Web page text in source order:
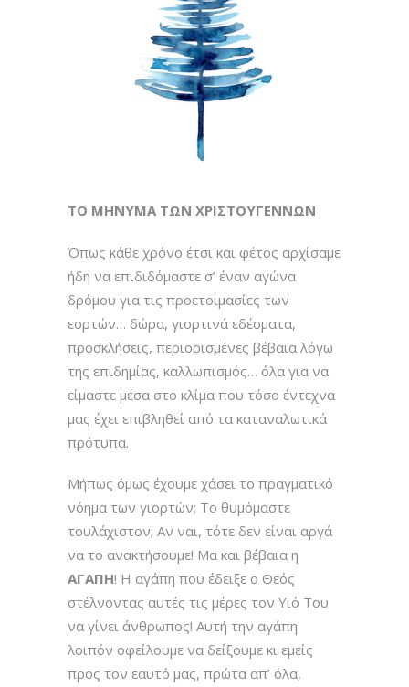
ΤΟ ΜΗΝΥΜΑ ΤΩΝ ΧΡΙΣΤΟΥΓΕΝΝΩΝ
Όπως κάθε χρόνο έτσι και φέτος αρχίσαμε
ήδη να επιδιδόμαστε σ’ έναν αγώνα
δρόμου για τις προετοιμασίες των
εορτών… δώρα, γιορτινά εδέσματα,
προσκλήσεις, περιορισμένες βέβαια λόγω
της επιδημίας, καλλωπισμός… όλα για να
είμαστε μέσα στο κλίμα που τόσο έντεχνα
μας έχει επιβληθεί από τα καταναλωτικά
πρότυπα.
Μήπως όμως έχουμε χάσει το πραγματικό
νόημα των γιορτών; Το θυμόμαστε
τουλάχιστον; Αν ναι, τότε δεν είναι αργά
να το ανακτήσουμε! Μα και βέβαια η
ΑΓΑΠΗ! Η αγάπη που έδειξε ο Θεός
στέλνοντας αυτές τις μέρες τον Υιό Του
να γίνει άνθρωπος! Αυτή την αγάπη
λοιπόν οφείλουμε να δείξουμε κι εμείς
προς τον εαυτό μας, πρώτα απ’ όλα,